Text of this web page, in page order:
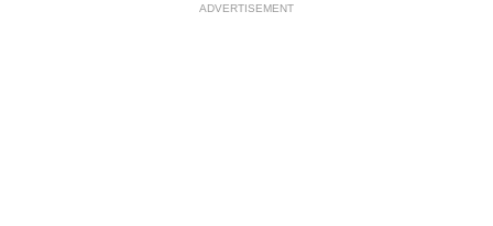
ADVERTISEMENT